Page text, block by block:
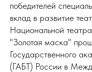
победителей
вклад в развитие
Национальной
"Золотая маска"
Государственного
(ГАБТ) России в